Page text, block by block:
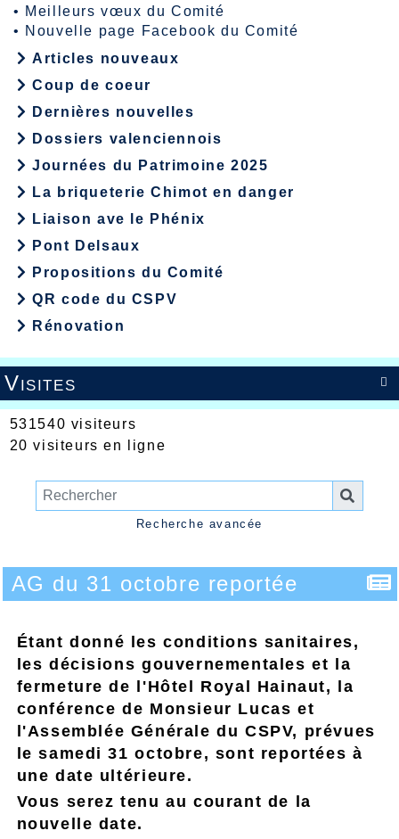
• Meilleurs vœux du Comité
• Nouvelle page Facebook du Comité
Articles nouveaux
Coup de coeur
Dernières nouvelles
Dossiers valenciennois
Journées du Patrimoine 2025
La briqueterie Chimot en danger
Liaison ave le Phénix
Pont Delsaux
Propositions du Comité
QR code du CSPV
Rénovation

Visites
531540 visiteurs
20 visiteurs en ligne
Recherche avancée
AG du 31 octobre reportée
Étant donné les conditions sanitaires,
les décisions gouvernementales et la
fermeture de l'Hôtel Royal Hainaut, la
conférence de Monsieur Lucas et
l'Assemblée Générale du CSPV, prévues
le samedi 31 octobre, sont reportées à
une date ultérieure.
Vous serez tenu au courant de la
nouvelle date.